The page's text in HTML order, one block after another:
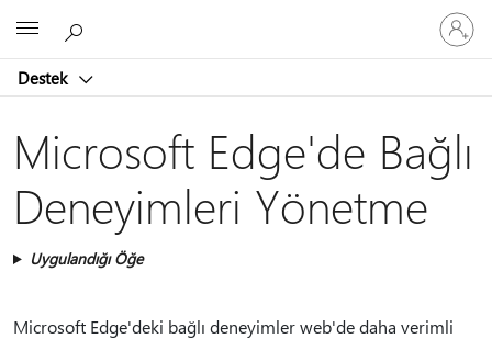
Destek
oturum
açın
Microsoft Edge'de Bağlı
Deneyimleri Yönetme
Uygulandığı Öğe
Microsoft Edge'deki bağlı deneyimler web'de daha verimli